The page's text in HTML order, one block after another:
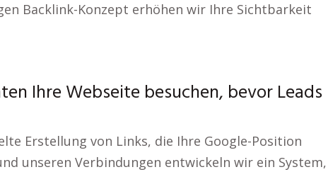
Backlink-Konzept erhöhen wir Ihre Sichtbarkeit
Ihre Webseite besuchen, bevor Leads
Erstellung von Links, die Ihre Google-Position
unseren Verbindungen entwickeln wir ein System,